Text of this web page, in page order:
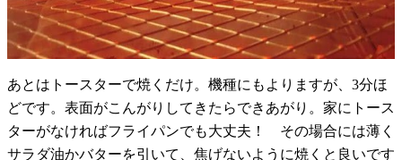
あとはトースターで焼くだけ。機種にもよりますが、3分ほ
どです。表面がこんがりしてきたらできあがり。家にトース
ターがなければフライパンでも大丈夫！ その場合には薄く
サラダ油かバターを引いて、焦げないように焼くと良いです